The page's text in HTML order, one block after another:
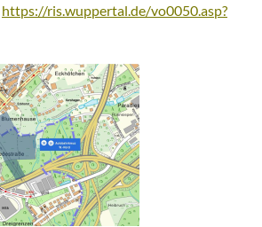
https://ris.wuppertal.de/vo0050.asp?